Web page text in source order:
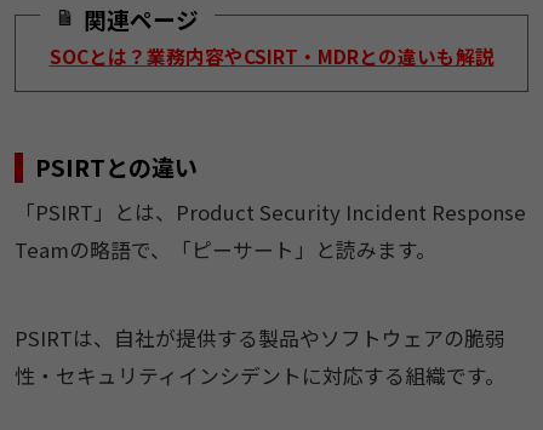
関連ページ
SOCとは？業務内容やCSIRT・MDRとの違いも解説
PSIRTとの違い
「PSIRT」とは、Product Security Incident Response
Teamの略語で、「ピーサート」と読みます。
PSIRTは、自社が提供する製品やソフトウェアの脆弱
性・セキュリティインシデントに対応する組織です。